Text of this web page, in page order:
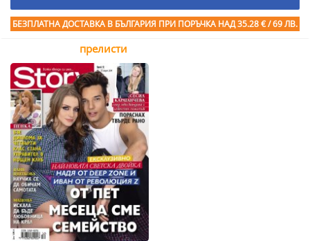
БЕЗПЛАТНА ДОСТАВКА В БЪЛГАРИЯ ПРИ ПОРЪЧКА НАД 35.28 € / 69 ЛВ.
прелисти